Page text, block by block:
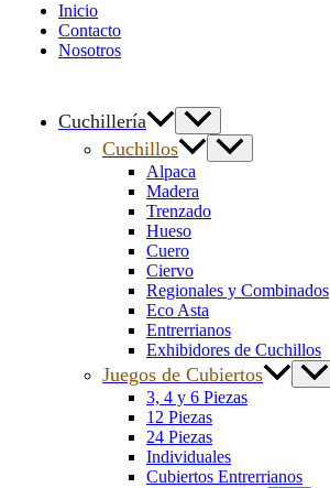
Inicio
Contacto
Nosotros
Cuchillería
Cuchillos
Alpaca
Madera
Trenzado
Hueso
Cuero
Ciervo
Regionales y Combinados
Eco Asta
Entrerrianos
Exhibidores de Cuchillos
Juegos de Cubiertos
3, 4 y 6 Piezas
12 Piezas
24 Piezas
Individuales
Cubiertos Entrerrianos